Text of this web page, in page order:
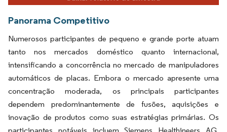
Panorama Competitivo
Numerosos participantes de pequeno e grande porte atuam
tanto nos mercados doméstico quanto internacional,
intensificando a concorrência no mercado de manipuladores
automáticos de placas. Embora o mercado apresente uma
concentração moderada, os principais participantes
dependem predominantemente de fusões, aquisições e
inovação de produtos como suas estratégias primárias. Os